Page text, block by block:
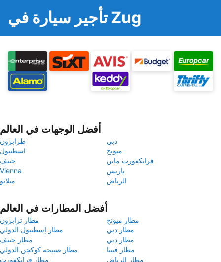
تأجير سيارة في Zug
أفضل الوجهات في العالم
طرابزون
دبي
اسطنبول
ميونخ
جنيف
فرانكفورت ماين
Vienna
باريس
ميلانو
الرياض
أفضل المطارات في العالم
مطار ترابزون
مطار ميونخ
مطار إسطنبول الدولي
مطار دبي
مطار جنيف
مطار دبي
مطار صبيحة كوكجن الدولي
مطار فيينا
مطار فرانكفورت
مطار الرياض